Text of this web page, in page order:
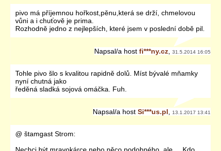
pivo má příjemnou hořkost,pěnu,která se drží, chmelovou
vůni a i chuťově je prima.
Rozhodně jedno z nejlepších, které jsem v poslední době pil.
Napsal/a host fi***ny.cz 31.5.2014 16:05
Tohle pivo šlo s kvalitou rapidně dolů. Míst bývalé mňamky
nyní chutná jako
ředěná sladká sojová omáčka. Fuh.
Napsal/a host Si***us.pl 13.1.2017 13:41
@ štamgast Strom: